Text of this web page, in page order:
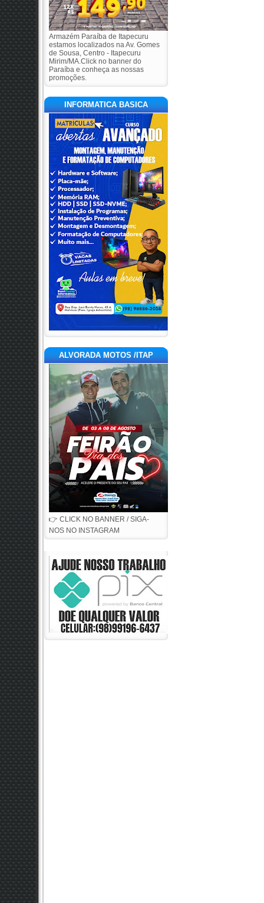
Armazém Paraíba de Itapecuru
estamos localizados na Av. Gomes
de Sousa, Centro - Itapecuru
Mirim/MA.Click no banner do
Paraíba e conheça as nossas
promoções.
INFORMATICA BASICA
ALVORADA MOTOS /ITAP
👉 CLICK NO BANNER / SIGA-
NOS NO INSTAGRAM